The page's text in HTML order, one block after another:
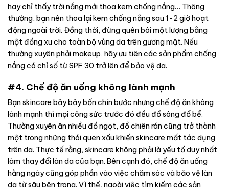
hay chỉ thấy trời nắng mới thoa kem chống nắng… Thông
thường, bạn nên thoa lại kem chống nắng sau 1-2 giờ hoạt
động ngoài trời. Đồng thời, đừng quên bôi một lượng bằng
một đồng xu cho toàn bộ vùng da trên gương mặt. Nếu
thường xuyên phải makeup, hãy ưu tiên các sản phẩm chống
nắng có chỉ số từ SPF 30 trở lên để bảo vệ da.
#4. Chế độ ăn uống không lành mạnh
Bạn skincare bảy bảy bốn chín bước nhưng chế độ ăn không
lành mạnh thì mọi công sức trước đó đều đổ sông đổ bể.
Thường xuyên ăn nhiều đồ ngọt, đồ chiên rán cũng trở thành
một trong những thói quen xấu khiến skincare mất tác dụng
trên da. Thực tế rằng, skincare không phải là yếu tố duy nhất
làm thay đổi làn da của bạn. Bên cạnh đó, chế độ ăn uống
hằng ngày cũng góp phần vào việc chăm sóc và bảo vệ làn
da từ sâu bên trong. Vì thế, ngoài việc tìm kiếm các sản